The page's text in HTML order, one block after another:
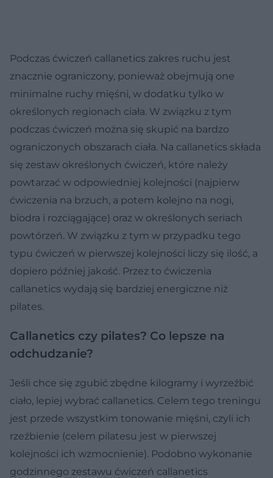
Podczas ćwiczeń callanetics zakres ruchu jest
znacznie ograniczony, ponieważ obejmują one
minimalne ruchy mięśni, w dodatku tylko w
określonych regionach ciała. W związku z tym
podczas ćwiczeń można się skupić na bardzo
ograniczonych obszarach ciała. Na callanetics składa
się zestaw określonych ćwiczeń, które należy
powtarzać w odpowiedniej kolejności (najpierw
ćwiczenia na brzuch, a potem kolejno na nogi,
biodra i rozciągające) oraz w określonych seriach
powtórzeń. W związku z tym w przypadku tego
typu ćwiczeń w pierwszej kolejności liczy się ilość, a
dopiero później jakość. Przez to ćwiczenia
callanetics wydają się bardziej energiczne niż
pilates.
Callanetics czy pilates? Co lepsze na
odchudzanie?
Jeśli chce się zgubić zbędne kilogramy i wyrzeźbić
ciało, lepiej wybrać callanetics. Celem tego treningu
jest przede wszystkim tonowanie mięśni, czyli ich
rzeźbienie (celem pilatesu jest w pierwszej
kolejności ich wzmocnienie). Podobno wykonanie
godzinnego zestawu ćwiczeń callanetics